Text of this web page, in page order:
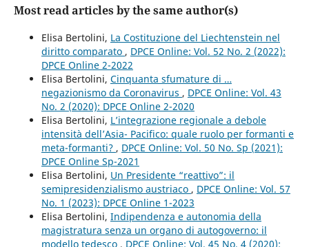
Most read articles by the same author(s)
Elisa Bertolini, La Costituzione del Liechtenstein nel
diritto comparato , DPCE Online: Vol. 52 No. 2 (2022):
DPCE Online 2-2022
Elisa Bertolini, Cinquanta sfumature di …
negazionismo da Coronavirus , DPCE Online: Vol. 43
No. 2 (2020): DPCE Online 2-2020
Elisa Bertolini, L’integrazione regionale a debole
intensità dell’Asia- Pacifico: quale ruolo per formanti e
meta-formanti? , DPCE Online: Vol. 50 No. Sp (2021):
DPCE Online Sp-2021
Elisa Bertolini, Un Presidente “reattivo”: il
semipresidenzialismo austriaco , DPCE Online: Vol. 57
No. 1 (2023): DPCE Online 1-2023
Elisa Bertolini, Indipendenza e autonomia della
magistratura senza un organo di autogoverno: il
modello tedesco , DPCE Online: Vol. 45 No. 4 (2020):